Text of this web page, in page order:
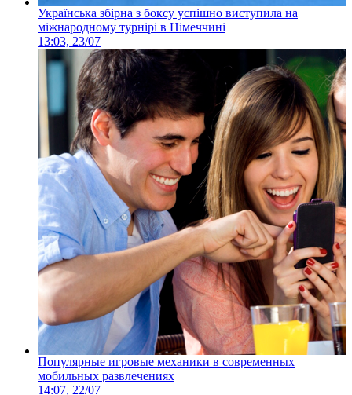
Українська збірна з боксу успішно виступила на
міжнародному турнірі в Німеччині
13:03, 23/07
Популярные игровые механики в современных
мобильных развлечениях
14:07, 22/07